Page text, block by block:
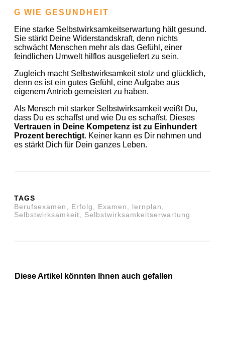
G WIE GESUNDHEIT
Eine starke Selbstwirksamkeitserwartung hält gesund.
Sie stärkt Deine Widerstandskraft, denn nichts
schwächt Menschen mehr als das Gefühl, einer
feindlichen Umwelt hilflos ausgeliefert zu sein.
Zugleich macht Selbstwirksamkeit stolz und glücklich,
denn es ist ein gutes Gefühl, eine Aufgabe aus
eigenem Antrieb gemeistert zu haben.
Als Mensch mit starker Selbstwirksamkeit weißt Du,
dass Du es schaffst und wie Du es schaffst. Dieses
Vertrauen in Deine Kompetenz ist zu Einhundert
Prozent berechtigt. Keiner kann es Dir nehmen und
es stärkt Dich für Dein ganzes Leben.
TAGS
Berufsexamen, Erfolg, Examen, lernplan,
Selbstwirksamkeit, Selbstwirksamkeitserwartung
Diese Artikel könnten Ihnen auch gefallen